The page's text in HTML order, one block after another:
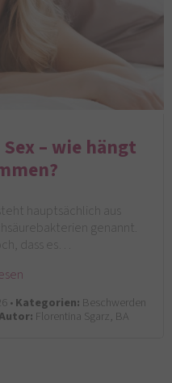
– wie hängt
hauptsächlich aus
genannt.
dass es…
•Kategorien: Beschwerden
Florentina Sgarz, BA